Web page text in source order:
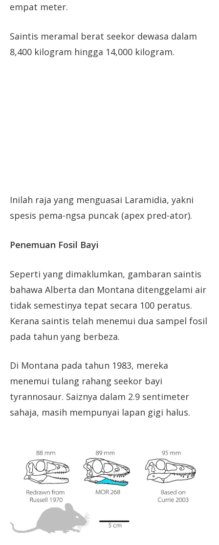
empat meter.
Saintis meramal berat seekor dewasa dalam
8,400 kilogram hingga 14,000 kilogram.
Inilah raja yang menguasai Laramidia, yakni
spesis pema-ngsa puncak (apex pred-ator).
Penemuan Fosil Bayi
Seperti yang dimaklumkan, gambaran saintis
bahawa Alberta dan Montana ditenggelami air
tidak semestinya tepat secara 100 peratus.
Kerana saintis telah menemui dua sampel fosil
pada tahun yang berbeza.
Di Montana pada tahun 1983, mereka
menemui tulang rahang seekor bayi
tyrannosaur. Saiznya dalam 2.9 sentimeter
sahaja, masih mempunyai lapan gigi halus.